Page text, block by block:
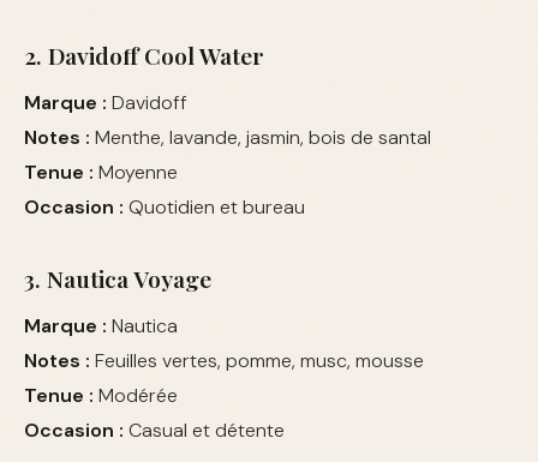
2. Davidoff Cool Water
Marque : Davidoff
Notes : Menthe, lavande, jasmin, bois de santal
Tenue : Moyenne
Occasion : Quotidien et bureau
3. Nautica Voyage
Marque : Nautica
Notes : Feuilles vertes, pomme, musc, mousse
Tenue : Modérée
Occasion : Casual et détente